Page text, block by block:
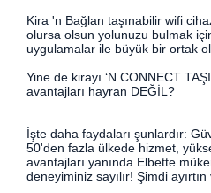
Kira 'n Bağlan taşınabilir wifi
olursa olsun yolunuzu bulmak
uygulamalar ile büyük bir ortak
Yine de kirayı ‘N CONNECT
avantajları hayran DEĞİL?
İşte daha faydaları şunlardır:
50'den fazla ülkede hizmet,
avantajları yanında Elbette
deneyiminiz sayılır! Şimdi